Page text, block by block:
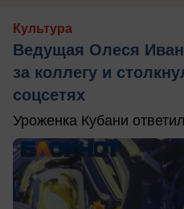
Культура
Ведущая Олеся
за коллегу и
соцсетях
Уроженка Кубани